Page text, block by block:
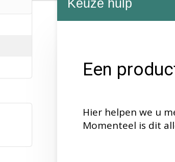
Keuze hulp
Een
Hier helpen we u
Momenteel is dit